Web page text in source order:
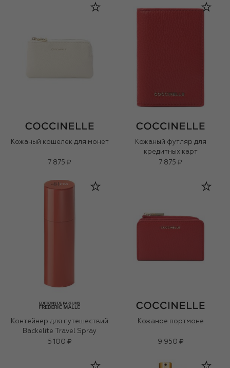
Кожаный кошелек для монет
7 875 ₽
Кожаный футляр для
кредитных карт
7 875 ₽
Контейнер для путешествий
Backelite Travel Spray
5 100 ₽
Кожаное портмоне
9 950 ₽